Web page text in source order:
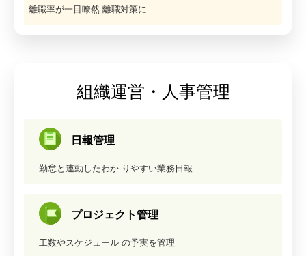
離職率が一目瞭然 離職対策に
組織運営・人事管理
日報管理
勤怠と連動したわか りやすい業務日報
プロジェクト管理
工数やスケジュール の予実を管理